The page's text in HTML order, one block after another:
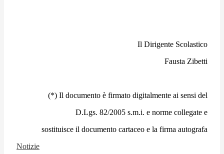
Il Dirigente Scolastico
Fausta Zibetti
(*) Il documento è firmato digitalmente ai sensi del
D.Lgs. 82/2005 s.m.i. e norme collegate e
sostituisce il documento cartaceo e la firma autografa
Notizie